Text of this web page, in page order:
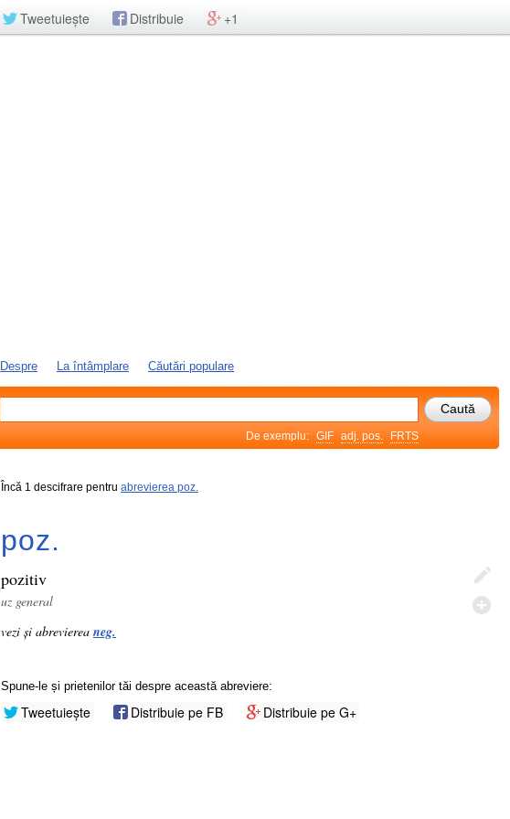
Tweetuiește Distribuie +1
Despre La întâmplare Căutări populare
De exemplu: GIF adj. pos. FRTS
Încă 1 descifrare pentru abrevierea poz.
poz.
pozitiv
uz general
vezi și abrevierea neg.
Spune-le și prietenilor tăi despre această abreviere:
Tweetuiește Distribuie pe FB Distribuie pe G+